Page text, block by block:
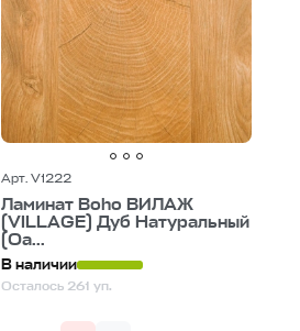
Арт. V1222
Ламинат Boho ВИЛАЖ
(VILLAGE) Дуб Натуральный
(Oa...
В наличии
Осталось 261 уп.